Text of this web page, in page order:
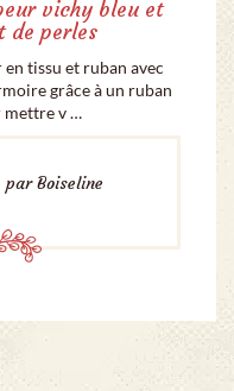
vichy bleu et
de perles
tissu et ruban avec
grâce à un ruban
mettre v …
Boiseline